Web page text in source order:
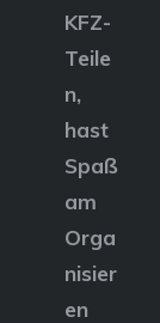
KFZ-
Teile
n,
hast
Spaß
am
Orga
nisier
en